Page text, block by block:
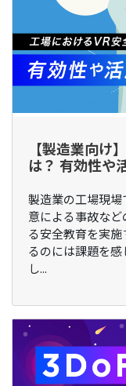
【製造業向け
は？ 有効性や
製造業の工場現
意による事故な
る安全教育を実
るのには課題を
し...